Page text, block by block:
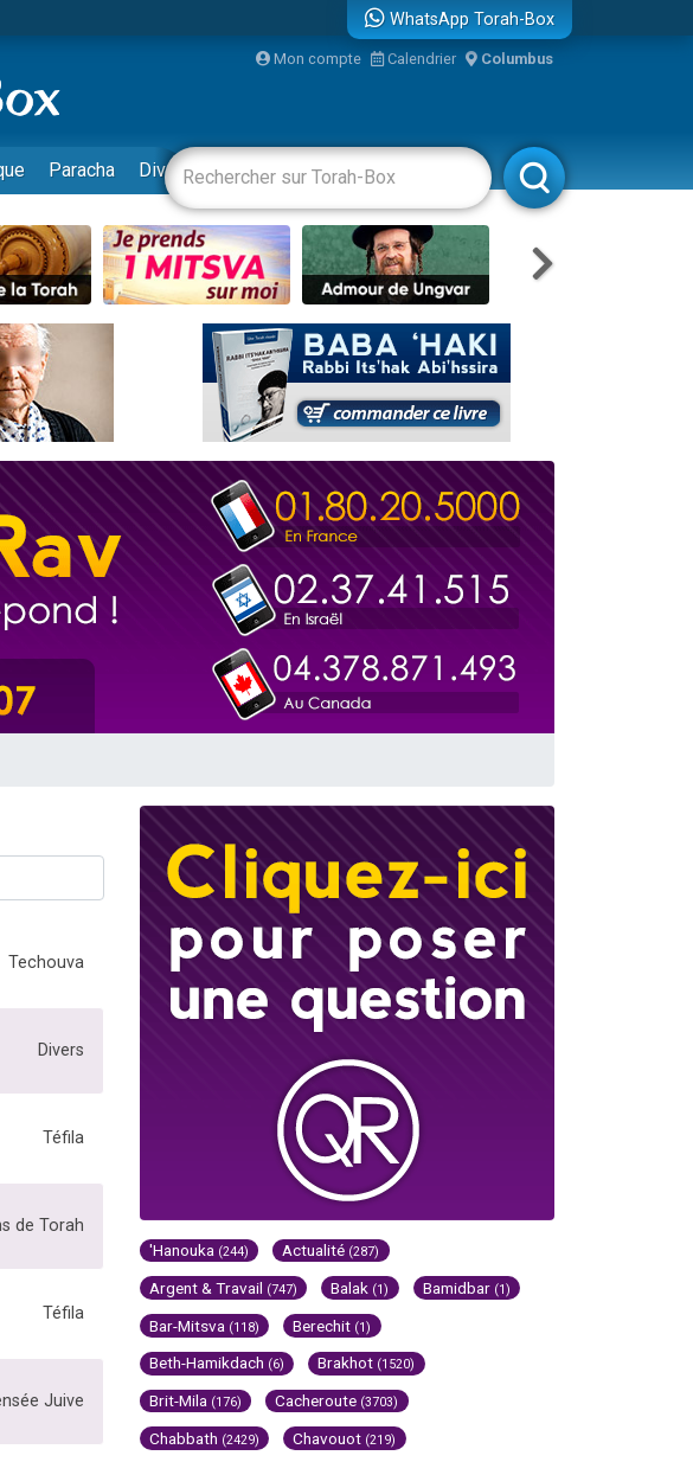
victime de violences...
Pour les Enfants
Orphelins
WhatsApp Torah-Box
Mon compte Calendrier Columbus
Paracha Divertissements Livres Rabbanim
Techouva
Divers
Téfila
de Torah
Téfila
Juive
'Hanouka (244) Actualité (287)
Argent & Travail (747) Balak (1) Bamidbar (1)
Bar-Mitsva (118) Berechit (1)
Beth-Hamikdach (6) Brakhot (1520)
Brit-Mila (176) Cacheroute (3703)
Chabbath (2429) Chavouot (219)